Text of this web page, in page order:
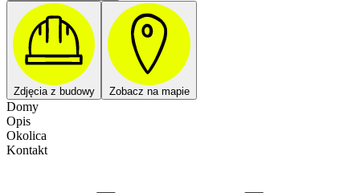
Zdjęcia z budowy Zobacz na mapie
Domy
Opis
Okolica
Kontakt